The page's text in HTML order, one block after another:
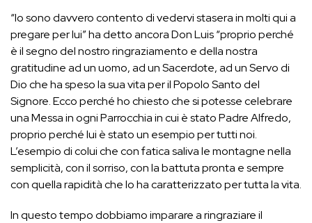
“Io sono davvero contento di vedervi stasera in molti qui a
pregare per lui” ha detto ancora Don Luis “proprio perché
è il segno del nostro ringraziamento e della nostra
gratitudine ad un uomo, ad un Sacerdote, ad un Servo di
Dio che ha speso la sua vita per il Popolo Santo del
Signore. Ecco perché ho chiesto che si potesse celebrare
una Messa in ogni Parrocchia in cui è stato Padre Alfredo,
proprio perché lui è stato un esempio per tutti noi.
L’esempio di colui che con fatica saliva le montagne nella
semplicità, con il sorriso, con la battuta pronta e sempre
con quella rapidità che lo ha caratterizzato per tutta la vita.
In questo tempo dobbiamo imparare a ringraziare il